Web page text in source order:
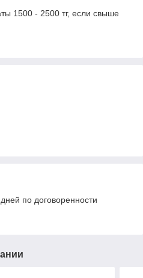
1500 - 2500 тг, если свыше
по договоренности